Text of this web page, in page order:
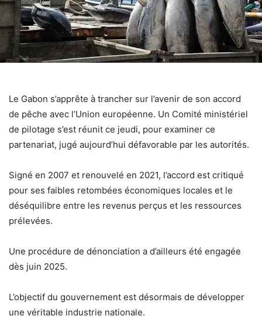
Le Gabon s’apprête à trancher sur l’avenir de son accord
de pêche avec l’Union européenne. Un Comité ministériel
de pilotage s’est réunit ce jeudi, pour examiner ce
partenariat, jugé aujourd’hui défavorable par les autorités.
Signé en 2007 et renouvelé en 2021, l’accord est critiqué
pour ses faibles retombées économiques locales et le
déséquilibre entre les revenus perçus et les ressources
prélevées.
Une procédure de dénonciation a d’ailleurs été engagée
dès juin 2025.
L’objectif du gouvernement est désormais de développer
une véritable industrie nationale.